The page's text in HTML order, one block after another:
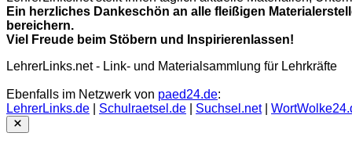
Ein herzliches Dankeschön an alle fleißigen
bereichern.
Viel Freude beim Stöbern und Inspirierenlassen!
LehrerLinks.net - Link- und Materialsammlung für Lehrkräfte
Ebenfalls im Netzwerk von paed24.de:
LehrerLinks.de
Schulraetsel.de Suchsel.net|
Close